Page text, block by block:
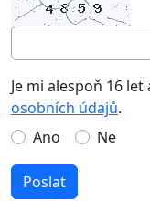
Je mi alespoň 16
osobních údajů.
Ano
Ne
Poslat